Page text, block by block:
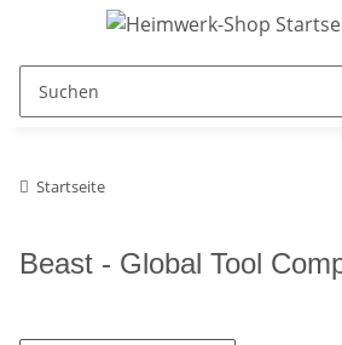
Startseite
Beast - Global Tool